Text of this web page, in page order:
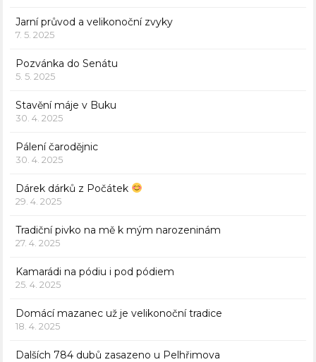
Jarní průvod a velikonoční zvyky
7. 5. 2025
Pozvánka do Senátu
5. 5. 2025
Stavění máje v Buku
30. 4. 2025
Pálení čarodějnic
30. 4. 2025
Dárek dárků z Počátek
29. 4. 2025
Tradiční pivko na mě k mým narozeninám
27. 4. 2025
Kamarádi na pódiu i pod pódiem
25. 4. 2025
Domácí mazanec už je velikonoční tradice
18. 4. 2025
Dalších 784 dubů zasazeno u Pelhřimova